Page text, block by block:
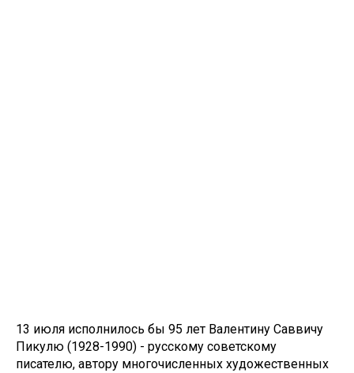
13 июля исполнилось бы 95 лет Валентину Саввичу
Пикулю (1928-1990) - русскому советскому
писателю, автору многочисленных художественных